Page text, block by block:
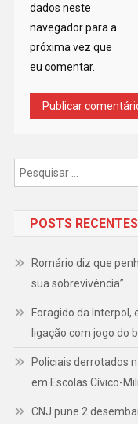
dados neste
navegador para a
próxima vez que
eu comentar.
POSTS RECENTES
Romário diz que
sua sobrevivência”
Foragido da Interpol,
ligação com jogo do
Policiais derrotados
em Escolas Cívico-
CNJ pune 2